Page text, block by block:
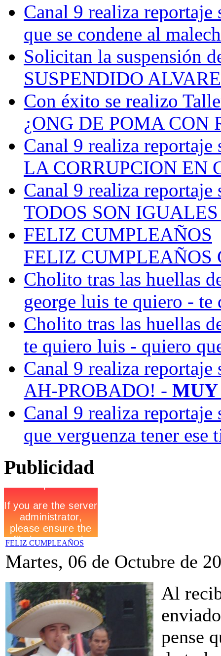
Canal 9 realiza
que se condene al
Solicitan la suspensión
SUSPENDIDO
Con éxito se realizo
¿ONG DE POMA CON
Canal 9 realiza
LA CORRUPCION EN
Canal 9 realiza
TODOS SON
FELIZ CUMPLEAÑOS
FELIZ
Cholito tras las huellas
george luis te quiero - te
Cholito tras las huellas
te quiero luis - quiero
Canal 9 realiza
AH-PROBADO! - MUY
Canal 9 realiza
que verguenza tener ese
Publicidad
FELIZ CUMPLEAÑOS
Martes, 06 de Octubre de
Al
pense